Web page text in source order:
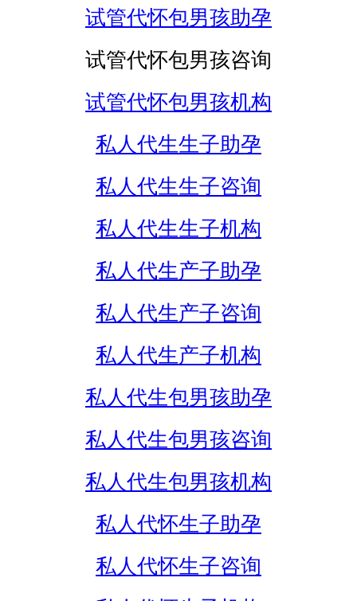
试管代怀包男孩助孕
试管代怀包男孩咨询
试管代怀包男孩机构
私人代生生子助孕
私人代生生子咨询
私人代生生子机构
私人代生产子助孕
私人代生产子咨询
私人代生产子机构
私人代生包男孩助孕
私人代生包男孩咨询
私人代生包男孩机构
私人代怀生子助孕
私人代怀生子咨询